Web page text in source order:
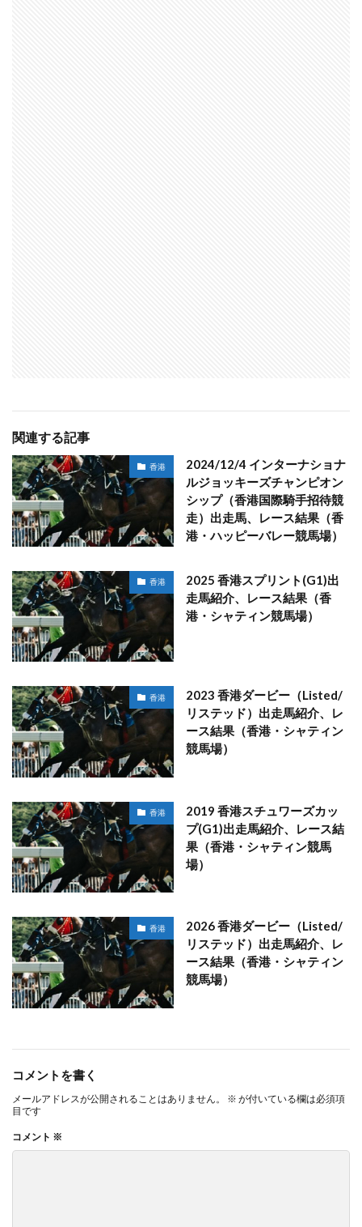
関連する記事
香港
2024/12/4 インターナショナ
ルジョッキーズチャンピオン
シップ（香港国際騎手招待競
走）出走馬、レース結果（香
港・ハッピーバレー競馬場）
香港
2025 香港スプリント(G1)出
走馬紹介、レース結果（香
港・シャティン競馬場）
香港
2023 香港ダービー（Listed/
リステッド）出走馬紹介、レ
ース結果（香港・シャティン
競馬場）
香港
2019 香港スチュワーズカッ
プ(G1)出走馬紹介、レース結
果（香港・シャティン競馬
場）
香港
2026 香港ダービー（Listed/
リステッド）出走馬紹介、レ
ース結果（香港・シャティン
競馬場）
コメントを書く
メールアドレスが公開されることはありません。 ※ が付いている欄は必須項
目です
コメント ※